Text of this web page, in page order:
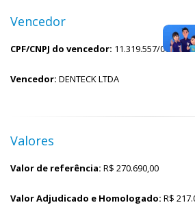
Vencedor
CPF/CNPJ do vencedor: 11.319.557/0003-78
Vencedor: DENTECK LTDA
Valores
Valor de referência: R$ 270.690,00
Valor Adjudicado e Homologado: R$